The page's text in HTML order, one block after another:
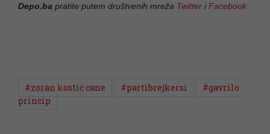
Depo.ba pratite putem društvenih mreža Twitter iFacebook
#zoran kostić cane #partibrejkersi
#gavrilo
princip